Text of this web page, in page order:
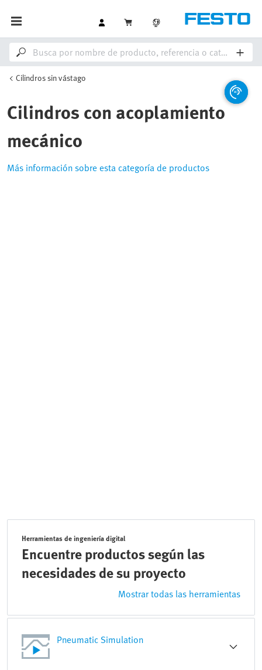
Cilindros sin vástago
Cilindros con acoplamiento
mecánico
Más información sobre esta categoría de productos
Herramientas de ingeniería digital
Encuentre productos según las
necesidades de su proyecto
Mostrar todas las herramientas
Pneumatic Simulation